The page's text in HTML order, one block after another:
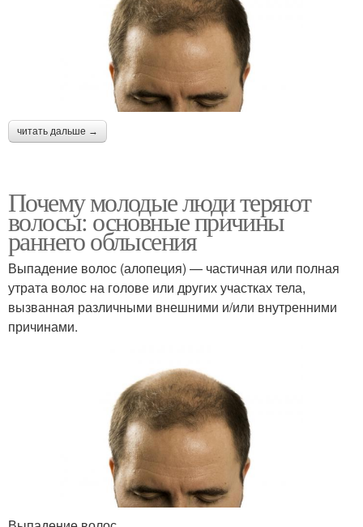
читать дальше →
Почему молодые люди теряют
волосы: основные причины
раннего облысения
Выпадение волос (алопеция) — частичная или полная
утрата волос на голове или других участках тела,
вызванная различными внешними и/или внутренними
причинами.